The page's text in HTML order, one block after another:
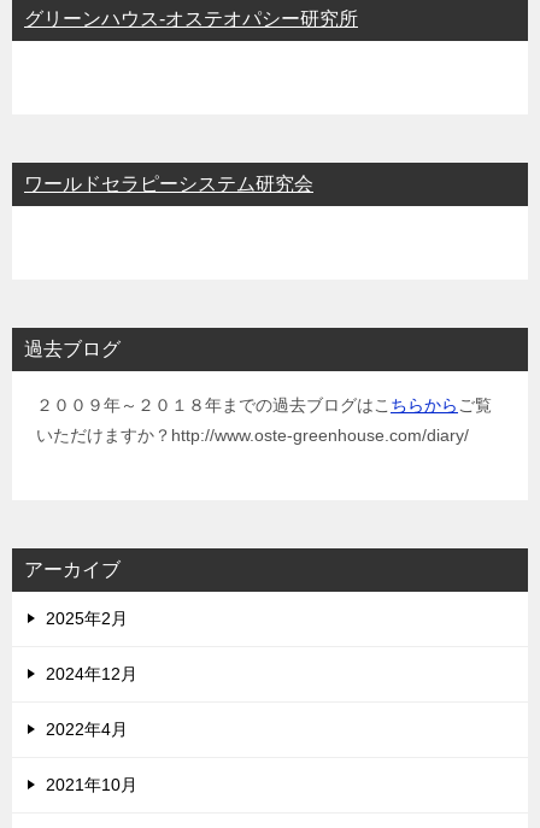
グリーンハウス-オステオパシー研究所
ワールドセラピーシステム研究会
過去ブログ
２００９年～２０１８年までの過去ブログはこ ちらから ご覧
いただけますか？http://www.oste-greenhouse.com/diary/
アーカイブ
2025年2月
2024年12月
2022年4月
2021年10月